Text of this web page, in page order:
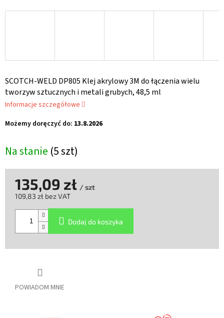
Na stanie (5 szt)
Możemy doręczyć do: 13.8.2026
SCOTCH-WELD DP805 Klej akrylowy 3M do łączenia wielu
tworzyw sztucznych i metali grubych, 48,5 ml
Informacje szczegółowe
POWIADOM MNIE
135,09 zł / szt
109,83 zł bez VAT
jednostkowa:
Dodaj do koszyka